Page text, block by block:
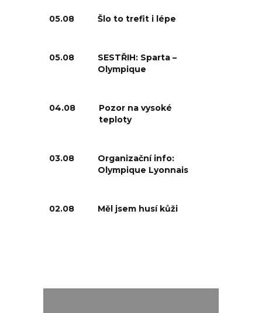
05.08 Šlo to trefit i lépe
05.08
SESTŘIH: Sparta –
Olympique
04.08
Pozor na vysoké
teploty
03.08
Organizační info:
Olympique Lyonnais
02.08 Měl jsem husí kůži